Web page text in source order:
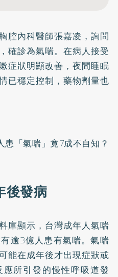
腔內科醫師張嘉凌，詢問
確診為氣喘。在病人接受
症狀明顯改善，夜間睡眠
已穩定控制，藥物劑量也
「氣喘」竟7成不自知？
後發病
庫顯示，台灣成年人氣喘
逾3億人患有氣喘。氣喘
能在成年後才出現症狀或
所引發的慢性呼吸道發